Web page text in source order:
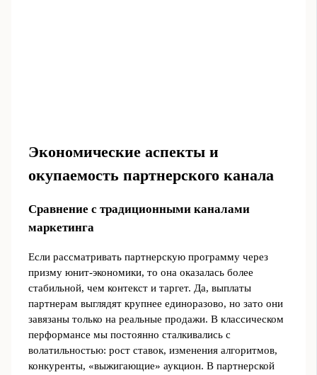
Экономические аспекты и
окупаемость партнерского канала
Сравнение с традиционными каналами
маркетинга
Если рассматривать партнерскую программу через
призму юнит-экономики, то она оказалась более
стабильной, чем контекст и таргет. Да, выплаты
партнерам выглядят крупнее единоразово, но зато они
завязаны только на реальные продажи. В классическом
перформансе мы постоянно сталкивались с
волатильностью: рост ставок, изменения алгоритмов,
конкуренты, «выжигающие» аукцион. В партнерской